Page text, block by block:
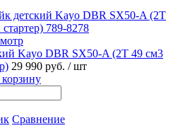
Kayo DBR SX50-A (2T 49 см3
29 990 руб. / шт
Сравнение